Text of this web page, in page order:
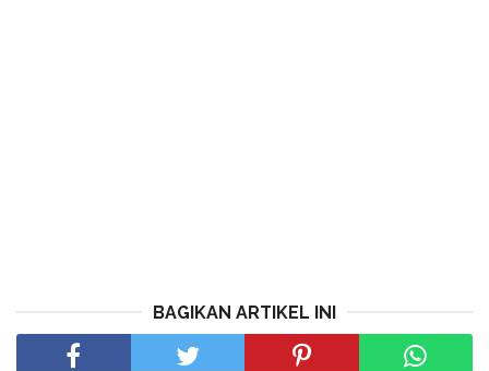
BAGIKAN ARTIKEL INI